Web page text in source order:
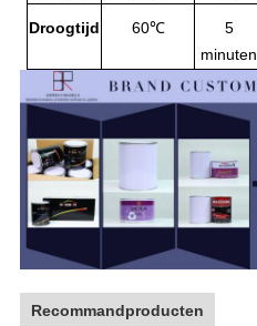
Droogtijd 60℃
5
minuten
Recommandproducten